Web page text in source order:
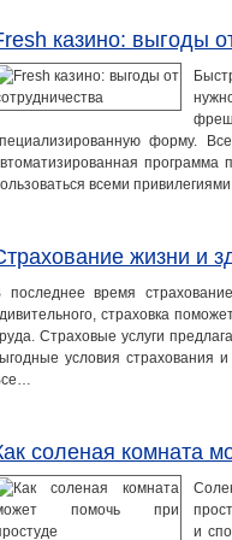
казино: выгоды
форму.
программа
всеми
жизни и
последнее время
страховка
Страховые услуги
условия страхования
соленая комната
и